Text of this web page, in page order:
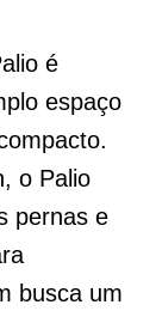
é
espaço
o Palio
pernas e
busca um